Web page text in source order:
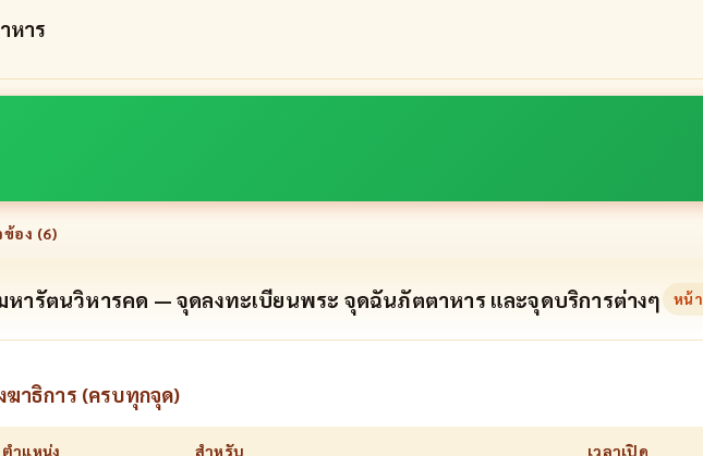
หาร
อง (6)
หารัตนวิหารคด — จุดลงทะเบียนพระ จุดฉันภัตตาหาร และจุดบริการต่างๆ หน้า
ฆาธิการ (ครบทุกจุด)
ตำแหน่ง สำหรับ เวลาเปิด